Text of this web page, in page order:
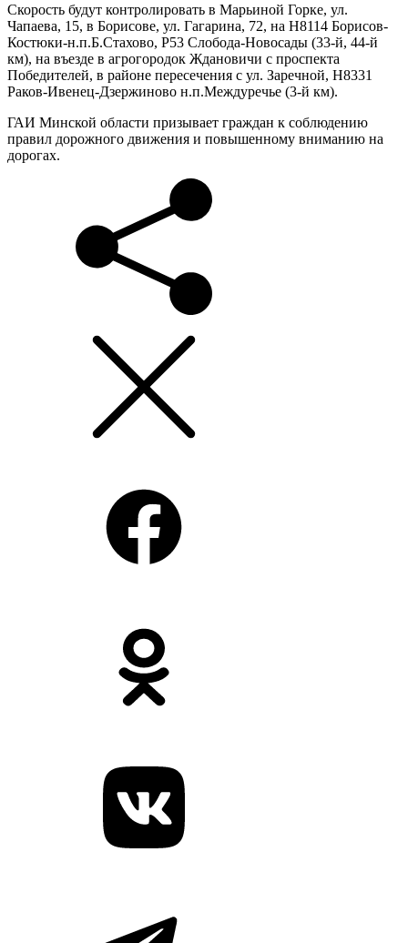
Скорость будут контролировать в Марьиной Горке, ул.
Чапаева, 15, в Борисове, ул. Гагарина, 72, на Н8114 Борисов-
Костюки-н.п.Б.Стахово, Р53 Слобода-Новосады (33-й, 44-й
км), на въезде в агрогородок Ждановичи с проспекта
Победителей, в районе пересечения с ул. Заречной, Н8331
Раков-Ивенец-Дзержиново н.п.Междуречье (3-й км).
ГАИ Минской области призывает граждан к соблюдению
правил дорожного движения и повышенному вниманию на
дорогах.